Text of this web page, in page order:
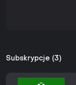
Subskrypcje (3)